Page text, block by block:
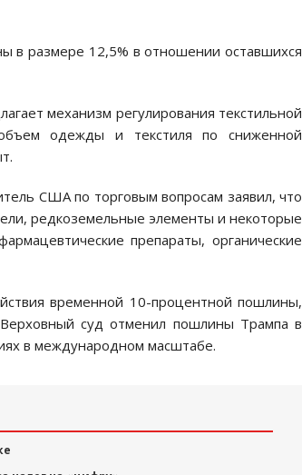
в размере 12,5% в отношении оставшихся
механизм регулирования текстильной
одежды и текстиля по сниженной
США по торговым вопросам заявил, что
редкоземельные элементы и некоторые
препараты, органические
временной 10-процентной пошлины,
суд отменил пошлины Трампа в
в международном масштабе.